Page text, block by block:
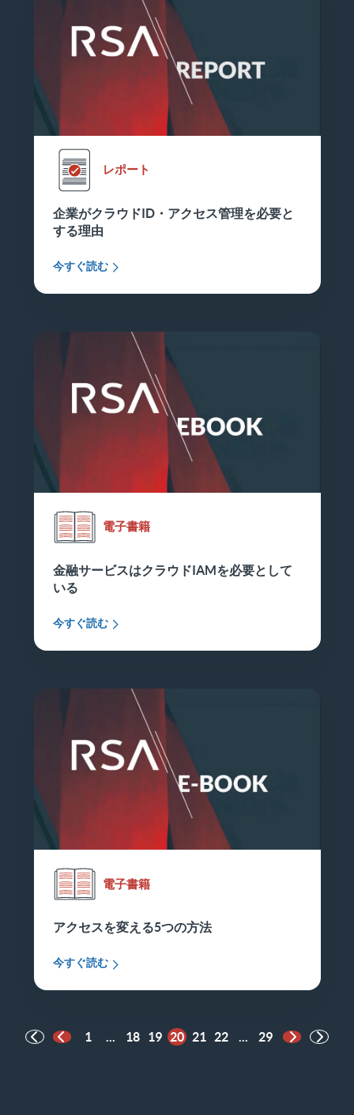
レポート
企業がクラウドID・アクセス管理を必要と
する理由
今すぐ読む
電子書籍
金融サービスはクラウドIAMを必要として
いる
今すぐ読む
電子書籍
アクセスを変える5つの方法
今すぐ読む
前のページ
1 ... 18 19 20 21 22 ... 29
次のページ